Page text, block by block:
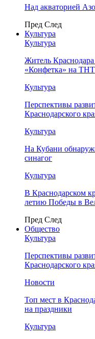
Над акваторией
Пред След
Культура
Культура
Житель
«Конфетка» на ТНТ
Культура
Перспективы
Краснодарского
Культура
На Кубани
синагог
Культура
В Краснодарском
летию Победы в
Пред След
Общество
Культура
Перспективы
Краснодарского
Новости
Топ мест в
на праздники
Культура